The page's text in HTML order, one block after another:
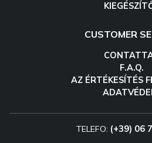
CUSTOMER
F.A.Q.
AZ ÉRTÉKESÍTÉS
TELEFO: (+39) 06